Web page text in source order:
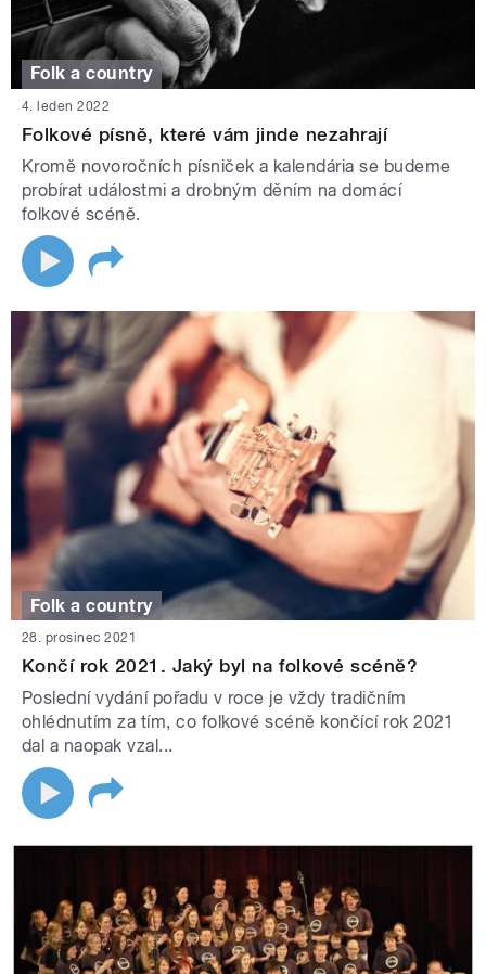
Folk a country
4. leden 2022
Folkové písně, které vám jinde nezahrají
Kromě novoročních písniček a kalendária se budeme
probírat událostmi a drobným děním na domácí
folkové scéně.
Folk a country
28. prosinec 2021
Končí rok 2021. Jaký byl na folkové scéně?
Poslední vydání pořadu v roce je vždy tradičním
ohlédnutím za tím, co folkové scéně končící rok 2021
dal a naopak vzal...